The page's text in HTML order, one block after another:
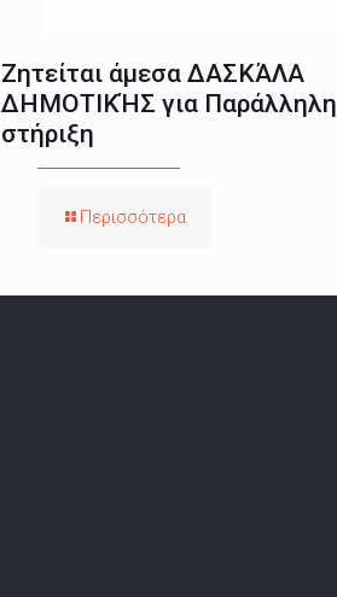
Ζητείται άμεσα ΔΑΣΚΆΛΑ
ΔΗΜΟΤΙΚΉΣ για Παράλληλη
στήριξη
Περισσότερα